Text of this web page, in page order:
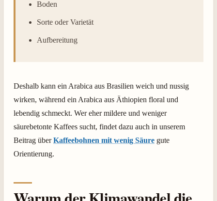
Boden
Sorte oder Varietät
Aufbereitung
Deshalb kann ein Arabica aus Brasilien weich und nussig
wirken, während ein Arabica aus Äthiopien floral und
lebendig schmeckt. Wer eher mildere und weniger
säurebetonte Kaffees sucht, findet dazu auch in unserem
Beitrag überKaffeebohnen mit wenig Säure gute
Orientierung.